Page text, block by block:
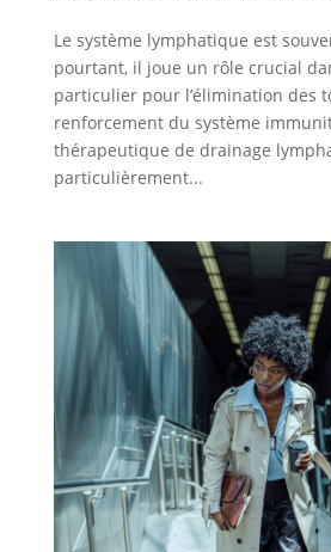
Le système lymphatique est
pourtant, il joue un rôle crucial
particulier pour l’élimination des
renforcement du système
thérapeutique de drainage
particulièrement...